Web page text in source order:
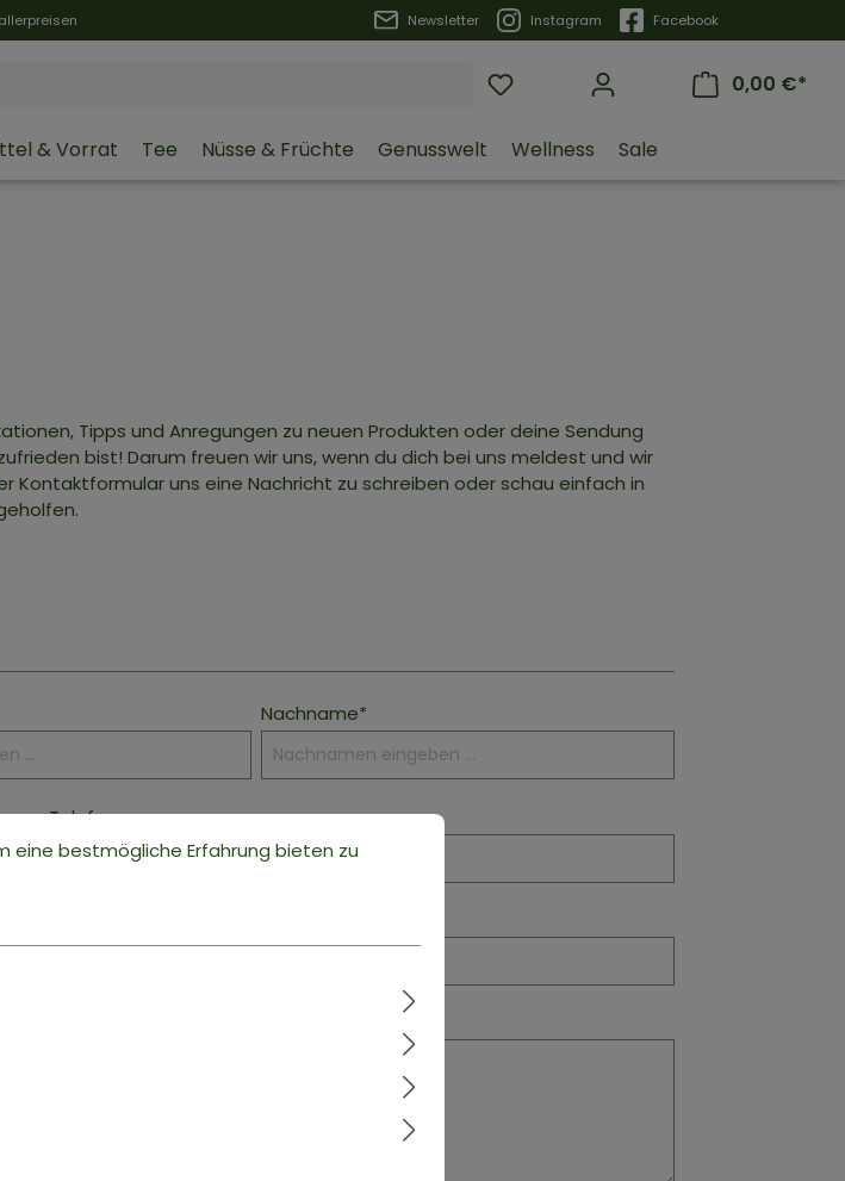
Newsletter Instagram Facebook
0,00 €*
& Vorrat Tee Nüsse & Früchte Genusswelt Wellness Sale
Tipps und Anregungen zu neuen Produkten oder deine Sendung
bist! Darum freuen wir uns, wenn du dich bei uns meldest und wir
Kontaktformular uns eine Nachricht zu schreiben oder schau einfach in
Nachname*
Telefon
eine bestmögliche Erfahrung bieten zu